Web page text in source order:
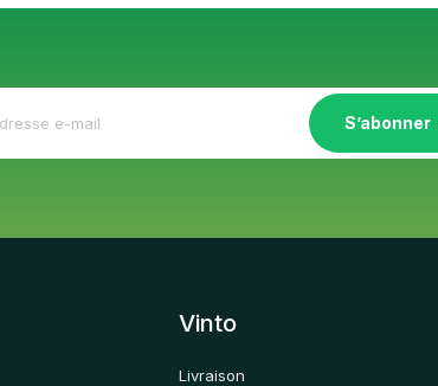
S’abonner
Vinto
Livraison